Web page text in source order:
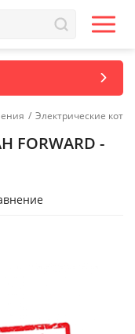
/ Электрические котлы
FORWARD -